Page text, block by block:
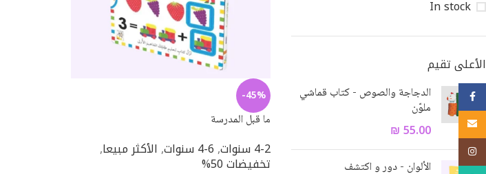
In stock
الأعلى تقيم
الدجاجة والصوص - كتاب قماشي
ملوّن
₪55.00
الألوان - دور و اكتشف
-45%
ما قبل المدرسة
4-2 سنوات ,6-4 سنوات , الأكثر مبيعا,
تخفيضات 50%
Facebook
Email
Instagram